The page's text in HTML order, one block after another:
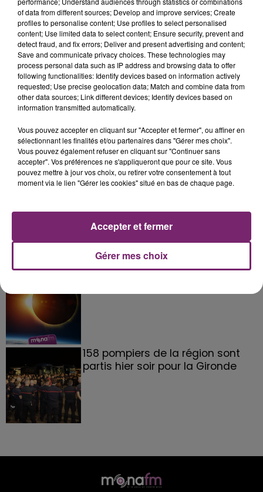
téléphone au 3949 et par email via leur espace
personnel sur
pole-emploi.fr dans la rubrique « Mes échanges avec
Pôle emploi – Mes contacts en agence », ou sur
l’application mobile « Mon espace », rubrique « Mon
conseiller ») et les entreprises (par téléphone au
3995 et par email) afin de répondre à leurs questions"
de Frelinghien !
éclipse solaire du 12 Août 2026
158 pompiers de la région sont
partis hier soir pour la Gironde
of data from different sources; Develop and improve services; Create
profiles to personalise content; Use profiles to select personalised
content; Use limited data to select content; Ensure security, prevent and
detect fraud, and fix errors; Deliver and present advertising and content;
Save and communicate privacy choices. These technologies may
process personal data such as IP address and browsing data to offer
following functionalities: Identify devices based on information actively
requested; Use precise geolocation data; Match and combine data from
other data sources; Link different devices; Identify devices based on
information transmitted automatically.
Vous pouvez accepter en cliquant sur "Accepter et fermer", ou affiner en
sélectionnant les finalités et/ou partenaires dans "Gérer mes choix".
Vous pouvez également refuser en cliquant sur "Continuer sans
accepter". Vos préférences ne s'appliqueront que pour ce site. Vous
pouvez mettre à jour vos choix, ou retirer votre consentement à tout
moment via le lien "Gérer les cookies" situé en bas de chaque page.
Gérer mes choix
Accepter et fermer